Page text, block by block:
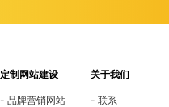
定制网站建设
品牌营销网站
关于我们
联系